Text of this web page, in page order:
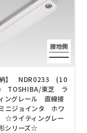
納】 NDR0233 (10
TOSHIBA/東芝 ラ
ングレール 直線接
ニジョインタ ホワ
☆ライティングレー
シリーズ☆